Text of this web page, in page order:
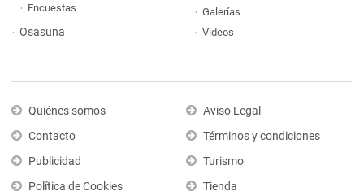
Encuestas
Osasuna
Galerías
Vídeos
Quiénes somos
Contacto
Publicidad
Política de Cookies
Aviso Legal
Términos y condiciones
Turismo
Tienda